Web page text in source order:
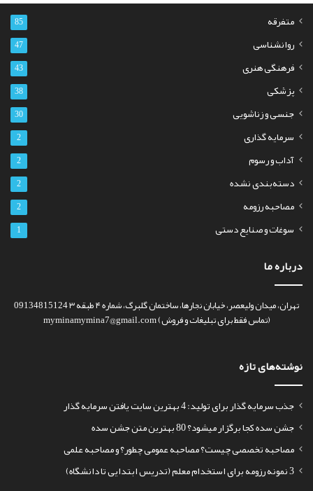
متفرقه 85
روانشناسی 47
فرهنگی هنری 43
پزشکی 38
جنسی و زناشویی 30
سرمایه گذاری 2
آداب و رسوم 2
دسته‌بندی نشده 2
مصاحبه رزومه 2
سوغات و صنایع دستی 1
درباره ما
تهران، میدان ولیعصر، خیابان نجارها، ساختمان گلبرگ، شماره ۴ طبقه ۳ 09134815124
(تماس فقط برای تبلیغات و فروش) myminamymina7@gmail.com
نوشته‌های تازه
جذب سرمایه گذار برای تولید: 4 بهترین سایت یافتن سرمایه گذار
جشن سده کجا برگزار میشود؟ 80 بهترین متن جشن سده
مصاحبه تخصصی چیست؟ مصاحبه عمومی چطور؟ و مصاحبه علمی
3 نمونه رزومه برای استخدام معلم (تدریس ابتدایی تا دانشگاه)